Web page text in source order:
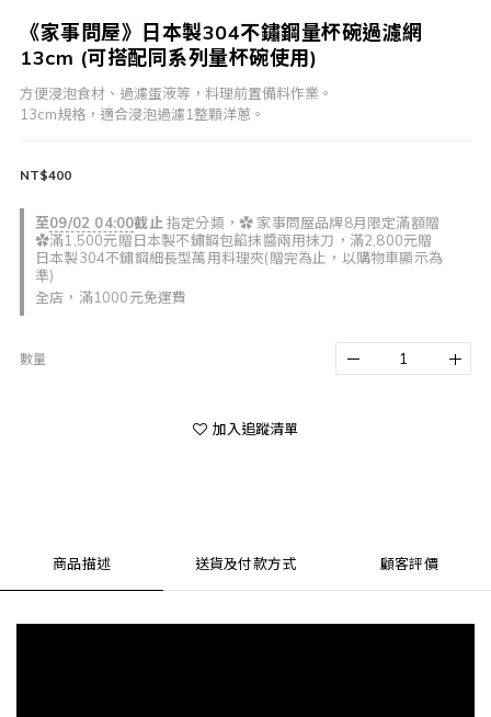
《家事問屋》日本製304不鏽鋼量杯碗過濾網
13cm (可搭配同系列量杯碗使用)
方便浸泡食材、過濾蛋液等，料理前置備料作業。
13cm規格，適合浸泡過濾1整顆洋蔥。
至09/02 04:00截止 指定分類，✿ 家事問屋品牌8月限定滿額贈
✿滿1,500元贈日本製不鏽鋼包餡抹醬兩用抹刀，滿2,800元贈
日本製304不鏽鋼細長型萬用料理夾(贈完為止，以購物車顯示為
準)
全店，滿1000元免運費
NT$400
數量
加入追蹤清單
商品描述 送貨及付款方式 顧客評價